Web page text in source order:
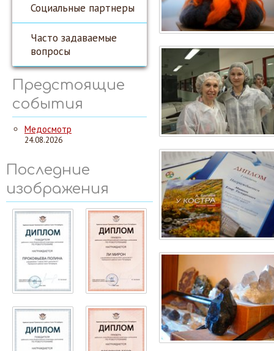
Социальные партнеры
Часто задаваемые
вопросы
Предстоящие
события
Медосмотр
24.08.2026
Последние
изображения